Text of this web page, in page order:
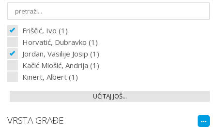
Friščić, Ivo (1)
Horvatić, Dubravko (1)
Jordan, Vasilije Josip (1)
Kačić Miošić, Andrija (1)
Kinert, Albert (1)
UČITAJ JOŠ...
VRSTA GRAĐE